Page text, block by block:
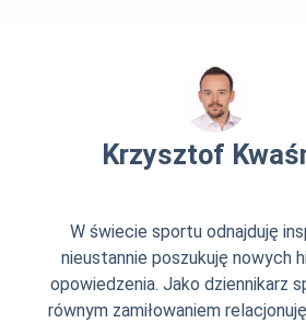
Krzysztof
W świecie sportu odnajduję
nieustannie poszukuję nowych
opowiedzenia. Jako dziennikarz
równym zamiłowaniem